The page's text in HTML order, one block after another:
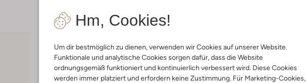
Hm, Cookies!
Um dir bestmöglich zu dienen, verwenden wir Cookies auf unserer Website.
Funktionale und analytische Cookies sorgen dafür, dass die Website
ordnungsgemäß funktioniert und kontinuierlich verbessert wird. Diese Cookies
werden immer platziert und erfordern keine Zustimmung. Für Marketing-Cookies,